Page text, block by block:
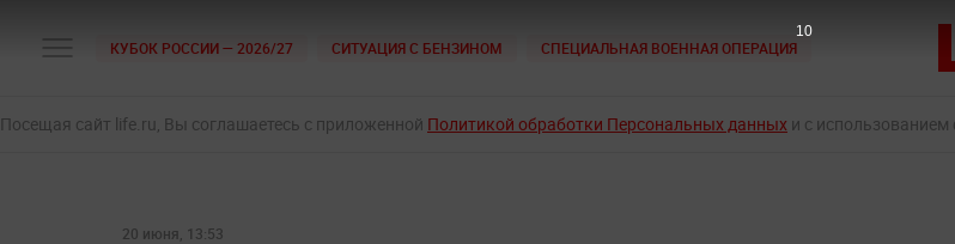
КУБОК РОССИИ — 2026/27 СИТУАЦИЯ С БЕНЗИНОМ СПЕЦИАЛЬНАЯ ВОЕННАЯ ОПЕРАЦИЯ
Посещая сайт life.ru, Вы соглашаетесь с приложенной Политикой обработки Персональных данных и с
20 июня, 13:53
9